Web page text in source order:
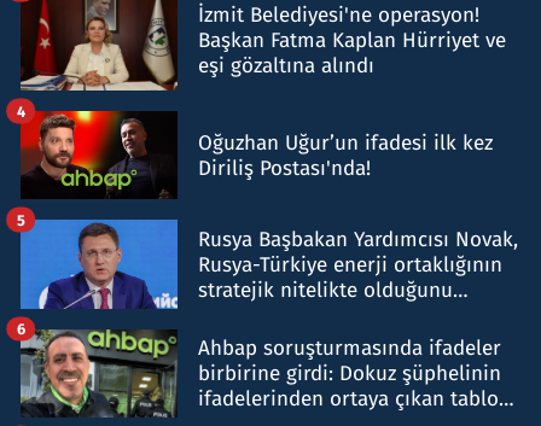
İzmit Belediyesi'ne operasyon!
Başkan Fatma Kaplan Hürriyet ve
eşi gözaltına alındı
Oğuzhan Uğur’un ifadesi ilk kez
Diriliş Postası'nda!
4
Rusya Başbakan Yardımcısı Novak,
Rusya-Türkiye enerji ortaklığının
stratejik nitelikte olduğunu
5
Ahbap soruşturmasında ifadeler
birbirine girdi: Dokuz şüphelinin
ifadelerinden ortaya çıkan tablo
6